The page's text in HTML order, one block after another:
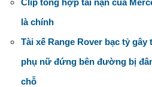
Clip tổng hợp tai nạn của
là chính
Tài xế Range Rover bạc tỷ
phụ nữ đứng bên đường bị
chỗ